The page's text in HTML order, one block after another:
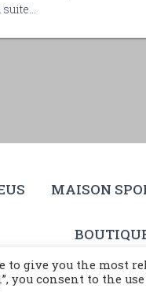
suite…
MAISON
to give you the most
you consent to the